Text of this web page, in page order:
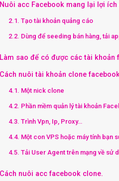
Nuôi acc Facebook mang lại lợi
Tạo tài khoản quảng cáo
Dùng để seeding bán hàng, tải
Làm sao để có được các tài khoản
Cách nuôi tài khoản clone
Một nick clone
Phần mềm quản lý tài khoản
Trình Vpn, Ip, Proxy…
Một con VPS hoặc máy tính bạn
Tải User Agent trên mạng về sử
Cách nuôi acc facebook clone.